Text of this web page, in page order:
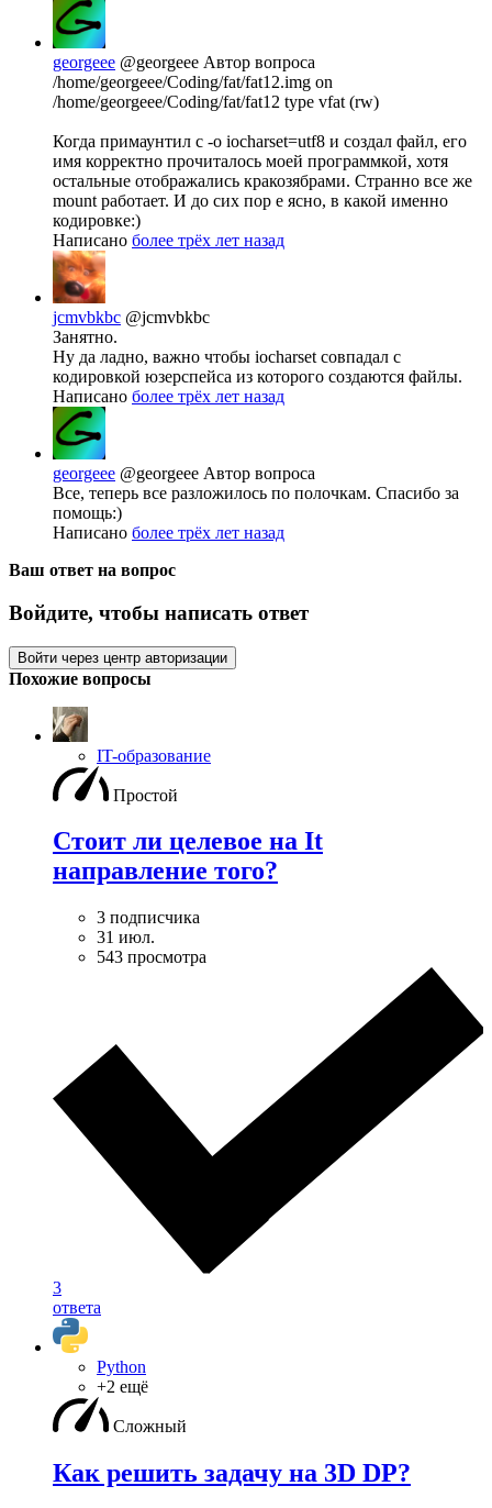
georgeee @georgeee Автор вопроса
/home/georgeee/Coding/fat/fat12.img on
/home/georgeee/Coding/fat/fat12 type vfat (rw)
Когда примаунтил с -o iocharset=utf8 и создал файл, его
имя корректно прочиталось моей программкой, хотя
остальные отображались кракозябрами. Странно все же
mount работает. И до сих пор е ясно, в какой именно
кодировке:)
Написано более трёх лет назад
jcmvbkbc @jcmvbkbc
Занятно.
Ну да ладно, важно чтобы iocharset совпадал с
кодировкой юзерспейса из которого создаются файлы.
Написано более трёх лет назад
georgeee @georgeee Автор вопроса
Все, теперь все разложилось по полочкам. Спасибо за
помощь:)
Написано более трёх лет назад
Ваш ответ на вопрос
Войдите, чтобы написать ответ
Войти через центр авторизации
Похожие вопросы
IT-образование
Простой
Стоит ли целевое на It
направление того?
3 подписчика
31 июл.
543 просмотра
3
ответа
Python
+2 ещё
Сложный
Как решить задачу на 3D DP?